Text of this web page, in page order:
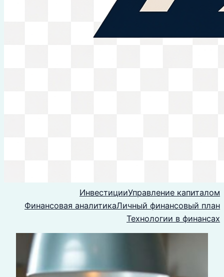
ИнвестицииУправление капиталом
Финансовая аналитикаЛичный финансовый план
Технологии в финансах